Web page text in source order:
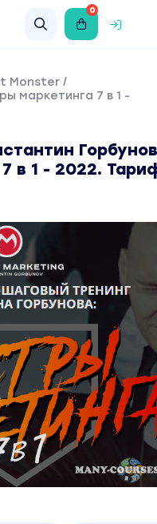
0
Monster /
маркетинга 7 в 1 -
в 1 - 2022.